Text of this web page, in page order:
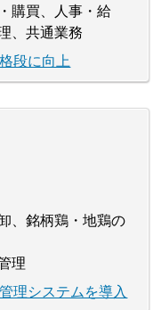
購買、人事・給
、共通業務
段に向上
、銘柄鶏・地鶏の
理
理システムを導入